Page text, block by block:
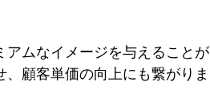
ムなイメージを与えることが
顧客単価の向上にも繋がりま